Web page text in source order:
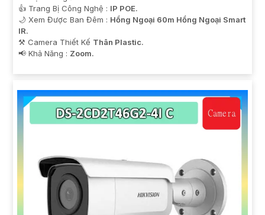
👍 Trang Bị Công Nghệ : IP POE.
🌙 Xem Được Ban Đêm : Hồng Ngoại 60m Hồng Ngoại Smart
IR.
⚒ Camera Thiết Kế Thân Plastic.
️📢 Khả Năng : Zoom.